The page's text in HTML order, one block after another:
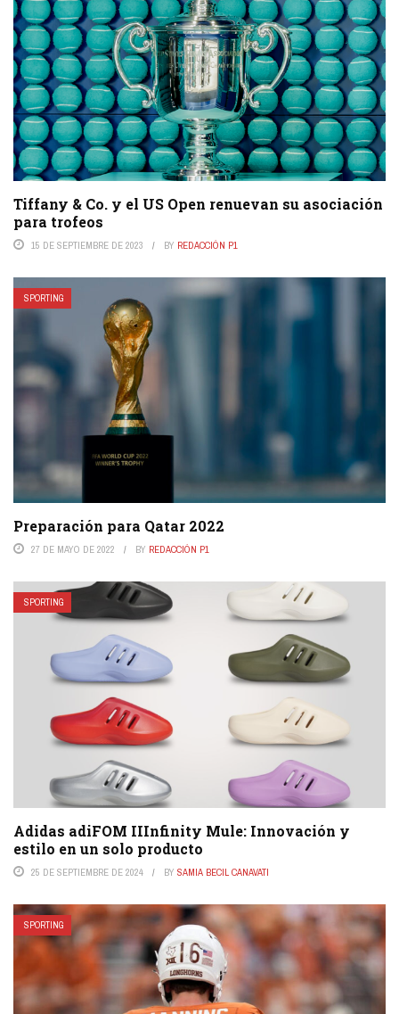
Tiffany & Co. y el US Open renuevan su asociación
para trofeos
15 DE SEPTIEMBRE DE 2023 BY REDACCIÓN P1
SPORTING
Preparación para Qatar 2022
27 DE MAYO DE 2022 BY REDACCIÓN P1
SPORTING
Adidas adiFOM IIInfinity Mule: Innovación y
estilo en un solo producto
25 DE SEPTIEMBRE DE 2024 BY SAMIA BECIL CANAVATI
SPORTING